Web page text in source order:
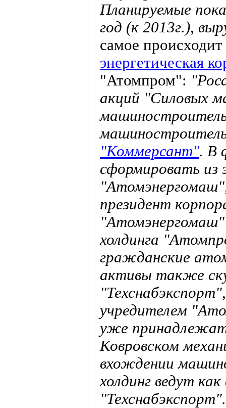
Планируемые
год (к 2013г.),
самое
энергетическая
"Атомпром":
акций "Силовых
"Коммерсант". В
сформировать из
президент
"Атомэнергомаш"
холдинга
гражданские
активы также
учредителем
уже принадлежат
Ковровском
вхождении
холдинг ведут
"Техснабэкспорт".